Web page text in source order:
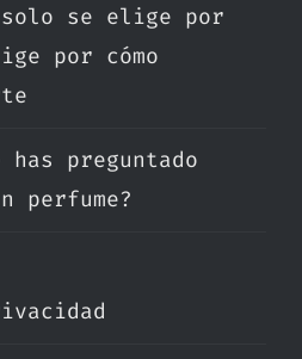
solo se elige por
por cómo
preguntado
perfume?